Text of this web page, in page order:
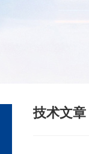
技术文章